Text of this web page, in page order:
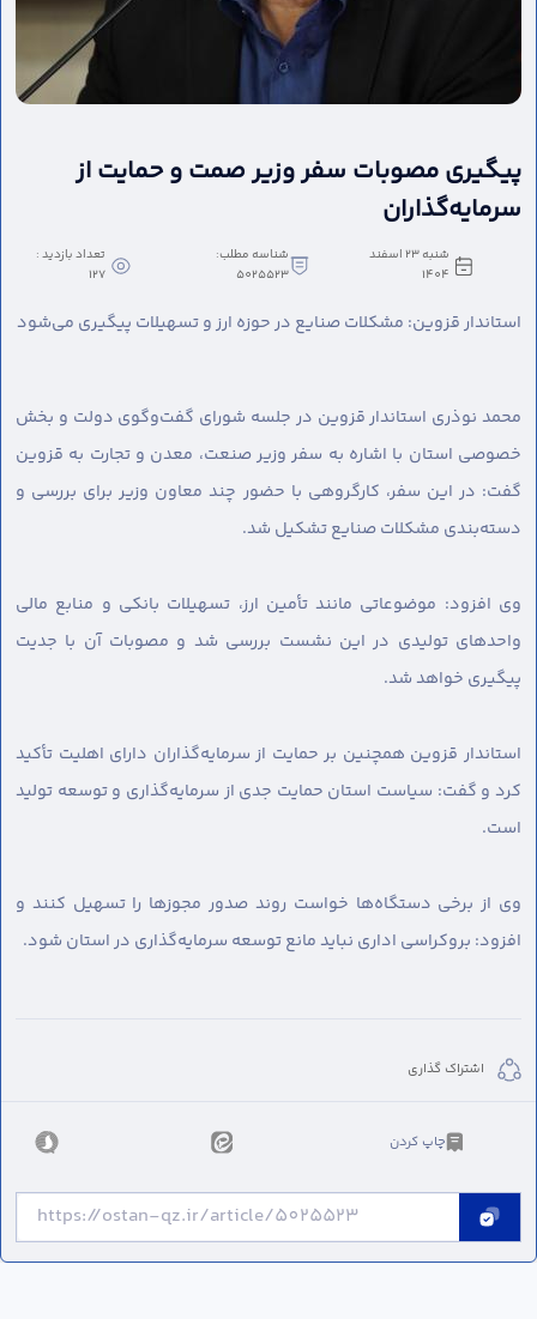
پیگیری مصوبات سفر وزیر صمت و حمایت از
سرمایه‌گذاران
شنبه 23 اسفند
1404
شناسه مطلب:
5025523
تعداد بازدید :
127
استاندار قزوین: مشکلات صنایع در حوزه ارز و تسهیلات پیگیری می‌شود
محمد نوذری استاندار قزوین در جلسه شورای گفت‌وگوی دولت و بخش
خصوصی استان با اشاره به سفر وزیر صنعت، معدن و تجارت به قزوین
گفت: در این سفر، کارگروهی با حضور چند معاون وزیر برای بررسی و
دسته‌بندی مشکلات صنایع تشکیل شد.
وی افزود: موضوعاتی مانند تأمین ارز، تسهیلات بانکی و منابع مالی
واحدهای تولیدی در این نشست بررسی شد و مصوبات آن با جدیت
پیگیری خواهد شد.
استاندار قزوین همچنین بر حمایت از سرمایه‌گذاران دارای اهلیت تأکید
کرد و گفت: سیاست استان حمایت جدی از سرمایه‌گذاری و توسعه تولید
است.
وی از برخی دستگاه‌ها خواست روند صدور مجوزها را تسهیل کنند و
افزود: بروکراسی اداری نباید مانع توسعه سرمایه‌گذاری در استان شود.
اشتراک گذاری
چاپ کردن